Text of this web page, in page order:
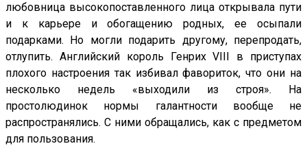
любовница высокопоставленного лица открывала пути
и к карьере и обогащению родных, ее осыпали
подарками. Но могли подарить другому, перепродать,
отлупить. Английский король Генрих VIII в приступах
плохого настроения так избивал фавориток, что они на
несколько недель «выходили из строя». На
простолюдинок нормы галантности вообще не
распространялись. С ними обращались, как с предметом
для пользования.